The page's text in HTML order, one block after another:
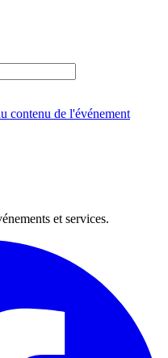
contenu de l'événement
et services.